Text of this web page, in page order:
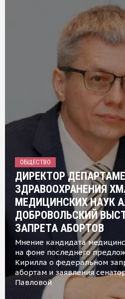
ОБЩЕСТВО
ДИРЕКТОР
ЗДРАВООХРАНЕНИЯ
МЕДИЦИНСКИХ НАУК
ДОБРОВОЛЬСКИЙ
ЗАПРЕТА АБОРТОВ
Мнение кандидата
на фоне последнего
Кирилла о федеральном
абортам и заявления
Павловой